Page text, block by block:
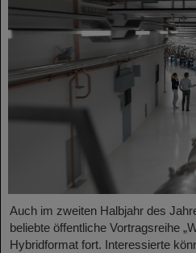
Auch im zweiten Halbjahr des
beliebte öffentliche Vortragsreihe
Hybridformat fort. Interessierte